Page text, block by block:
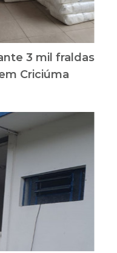
3 mil fraldas
Criciúma